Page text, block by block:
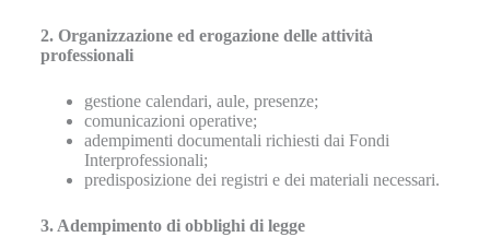
2. Organizzazione ed erogazione delle attività
professionali
gestione calendari, aule, presenze;
comunicazioni operative;
adempimenti documentali richiesti dai Fondi
Interprofessionali;
predisposizione dei registri e dei materiali necessari.
3. Adempimento di obblighi di legge